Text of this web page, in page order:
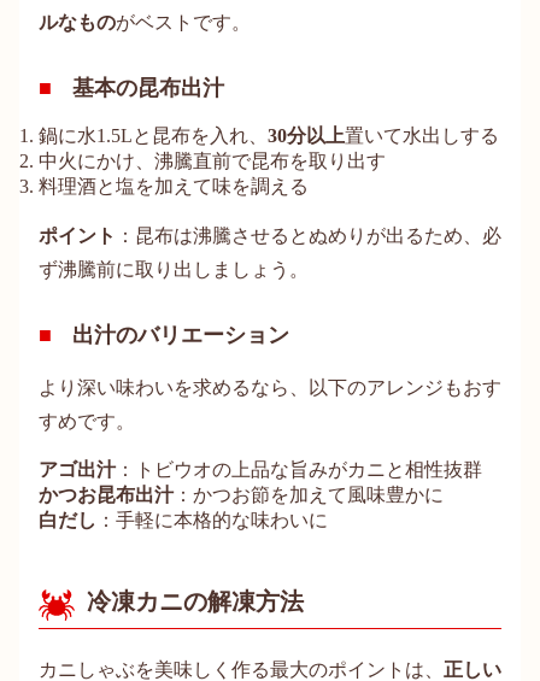
ルなものがベストです。
基本の昆布出汁
鍋に水1.5Lと昆布を入れ、 30分以上置いて水出しする
中火にかけ、沸騰直前で昆布を取り出す
料理酒と塩を加えて味を調える
ポイント ：昆布は沸騰させるとぬめりが出るため、必
ず沸騰前に取り出しましょう。
出汁のバリエーション
より深い味わいを求めるなら、以下のアレンジもおす
すめです。
アゴ出汁：トビウオの上品な旨みがカニと相性抜群
かつお昆布出汁：かつお節を加えて風味豊かに
白だし ：手軽に本格的な味わいに
冷凍カニの解凍方法
カニしゃぶを美味しく作る最大のポイントは、 正しい